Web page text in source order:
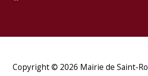
Copyright © 2026 Mairie de Saint-